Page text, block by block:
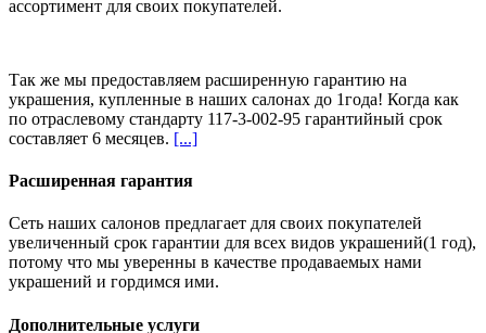
ассортимент для своих покупателей.
Так же мы предоставляем расширенную гарантию на
украшения, купленные в наших салонах до 1года! Когда как
по отраслевому стандарту 117-3-002-95 гарантийный срок
составляет 6 месяцев. [...]
Расширенная гарантия
Сеть наших салонов предлагает для своих покупателей
увеличенный срок гарантии для всех видов украшений(1 год),
потому что мы уверенны в качестве продаваемых нами
украшений и гордимся ими.
Дополнительные услуги